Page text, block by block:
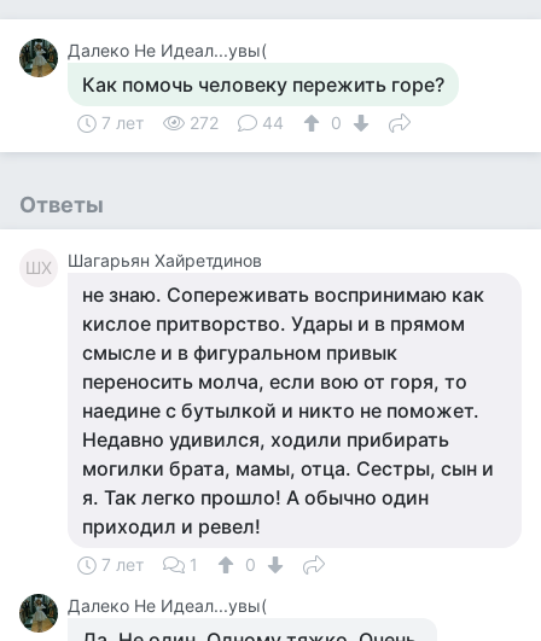
Далеко Не Идеал...увы(
Как помочь человеку пережить горе?
7 лет 272 44 0
Ответы
ШХ Шагарьян Хайретдинов
не знаю. Сопереживать воспринимаю как
кислое притворство. Удары и в прямом
смысле и в фигуральном привык
переносить молча, если вою от горя, то
наедине с бутылкой и никто не поможет.
Недавно удивился, ходили прибирать
могилки брата, мамы, отца. Сестры, сын и
я. Так легко прошло! А обычно один
приходил и ревел!
7 лет 1
0
Далеко Не Идеал...увы(